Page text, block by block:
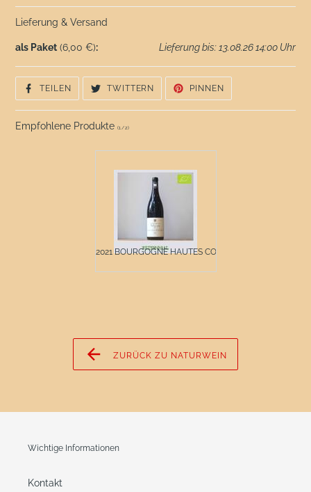
Lieferung & Versand
als Paket (6,00 €): Lieferung bis: 13.08.26 14:00 Uhr
TEILENAUF
FACEBOOK
TEILEN
TWITTERN
TWITTER
TWITTERN
PINNEN
PINNEN
Empfohlene Produkte (1/2)
2021 BOURGOGNE HAUTES COT...
ZURÜCK ZU NATURWEIN
Wichtige Informationen
Kontakt